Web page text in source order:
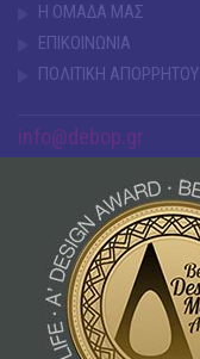
Η ΟΜΑΔΑ ΜΑΣ
ΕΠΙΚΟΙΝΩΝΙΑ
ΠΟΛΙΤΙΚΗ ΑΠΟΡΡΗΤΟΥ
info@debop.gr